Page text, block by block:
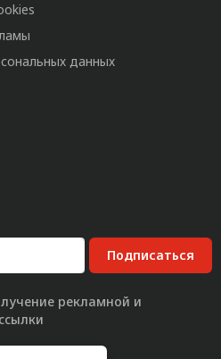
данных
Подписаться
рекламной и